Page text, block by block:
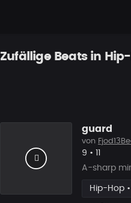
Zufällige Beats in
guard
von
Likes
9 •
A-sharp
Hip-Hop